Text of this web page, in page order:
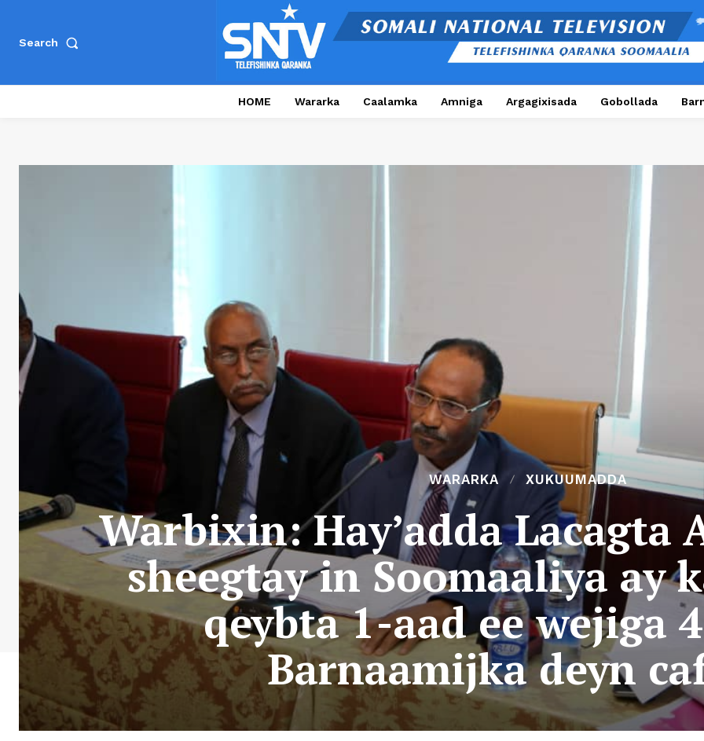
Search
HOME Wararka Caalamka Amniga Argagixisada Gobollada
WARARKA XUKUUMADDA
Warbixin: Hay’adda Lacagta
sheegtay in Soomaaliya ay
qeybta 1-aad ee wejiga
Barnaamijka deyn